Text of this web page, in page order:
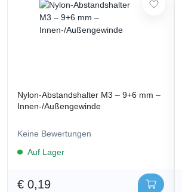
Nylon-Abstandshalter M3 – 9+6 mm –
Innen-/Außengewinde
Keine Bewertungen
Auf Lager
€ 0,19